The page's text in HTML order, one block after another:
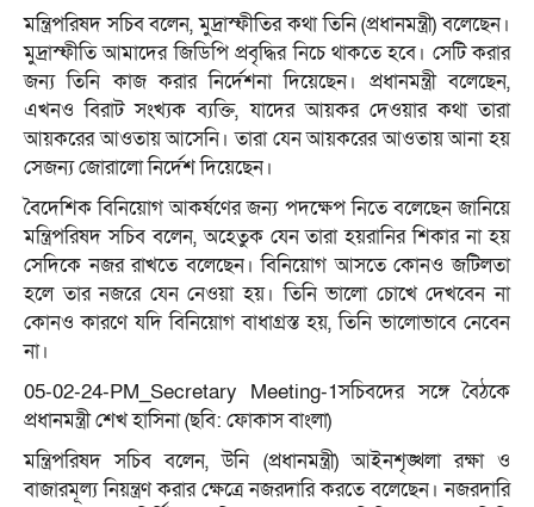
মন্ত্রিপরিষদ সচিব বলেন, মুদ্রাস্ফীতির কথা তিনি (প্রধানমন্ত্রী) বলেছেন।
মুদ্রাস্ফীতি আমাদের জিডিপি প্রবৃদ্ধির নিচে থাকতে হবে। সেটি করার
জন্য তিনি কাজ করার নির্দেশনা দিয়েছেন। প্রধানমন্ত্রী বলেছেন,
এখনও বিরাট সংখ্যক ব্যক্তি, যাদের আয়কর দেওয়ার কথা তারা
আয়করের আওতায় আসেনি। তারা যেন আয়করের আওতায় আনা হয়
সেজন্য জোরালো নির্দেশ দিয়েছেন।
বৈদেশিক বিনিয়োগ আকর্ষণের জন্য পদক্ষেপ নিতে বলেছেন জানিয়ে
মন্ত্রিপরিষদ সচিব বলেন, অহেতুক যেন তারা হয়রানির শিকার না হয়
সেদিকে নজর রাখতে বলেছেন। বিনিয়োগ আসতে কোনও জটিলতা
হলে তার নজরে যেন নেওয়া হয়। তিনি ভালো চোখে দেখবেন না
কোনও কারণে যদি বিনিয়োগ বাধাগ্রস্ত হয়, তিনি ভালোভাবে নেবেন
না।
05-02-24-PM_Secretary Meeting-1সচিবদের সঙ্গে বৈঠকে
প্রধানমন্ত্রী শেখ হাসিনা (ছবি: ফোকাস বাংলা)
মন্ত্রিপরিষদ সচিব বলেন, উনি (প্রধানমন্ত্রী) আইনশৃঙ্খলা রক্ষা ও
বাজারমূল্য নিয়ন্ত্রণ করার ক্ষেত্রে নজরদারি করতে বলেছেন। নজরদারি